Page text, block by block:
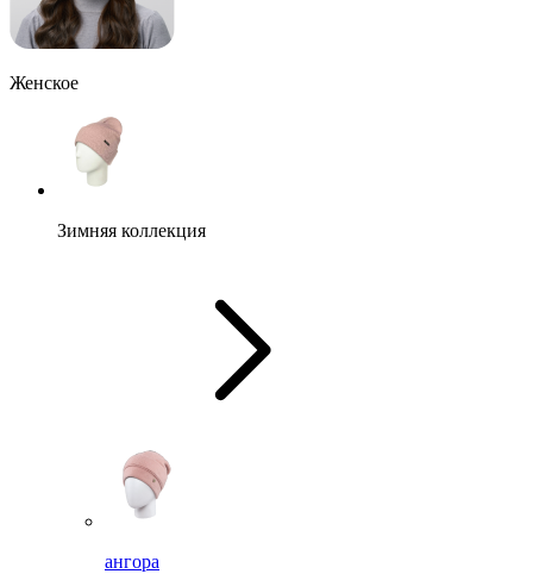
Женское
Зимняя коллекция
ангора